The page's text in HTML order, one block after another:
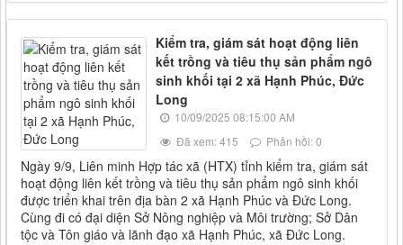
Kiểm tra, giám sát hoạt động liên
kết trồng và tiêu thụ sản phẩm ngô
sinh khối tại 2 xã Hạnh Phúc, Đức
Long
10/09/2025 08:15:00 AM
Đã xem: 415
Phản hồi: 0
Ngày 9/9, Liên minh Hợp tác xã (HTX) tỉnh kiểm tra, giám sát
hoạt động liên kết trồng và tiêu thụ sản phẩm ngô sinh khối
được triển khai trên địa bàn 2 xã Hạnh Phúc và Đức Long.
Cùng đi có đại diện Sở Nông nghiệp và Môi trường; Sở Dân
tộc và Tôn giáo và lãnh đạo xã Hạnh Phúc, xã Đức Long.